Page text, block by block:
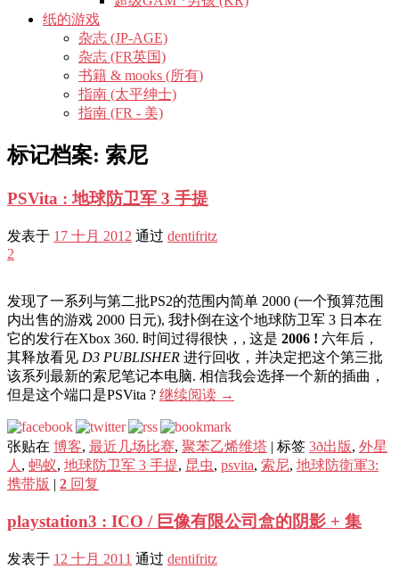
纸的游戏
杂志 (JP-AGE)
杂志 (FR英国)
书籍 & mooks (所有)
指南 (太平绅士)
指南 (FR - 美)
标记档案: 索尼
PSVita : 地球防卫军 3 手提
发表于 17 十月 2012 通过 dentifritz
2
发现了一系列与第二批PS2的范围内简单 2000 (一个预算范围
内出售的游戏 2000 日元), 我扑倒在这个地球防卫军 3 日本在
它的发行在Xbox 360. 时间过得很快，, 这是 2006 ! 六年后，
其释放看见 D3 PUBLISHER 进行回收，并决定把这个第三批
该系列最新的索尼笔记本电脑. 相信我会选择一个新的插曲，
但是这个端口是PSVita ? 继续阅读 →
张贴在 博客, 最近几场比赛, 聚苯乙烯维塔 | 标签 3ð出版, 外星
人 , 蚂蚁, 地球防卫军 3 手提, 昆虫, psvita, 索尼, 地球防衛軍3:
携带版 | 2 回复
playstation3 : ICO / 巨像有限公司盒的阴影 + 集
发表于 12 十月 2011 通过 dentifritz